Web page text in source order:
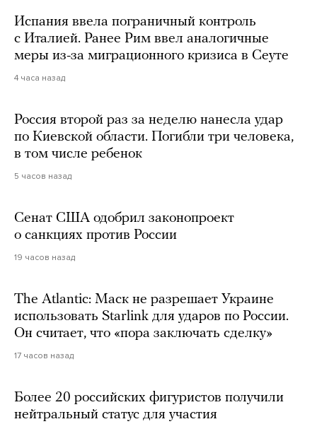
Испания ввела пограничный контроль
с Италией. Ранее Рим ввел аналогичные
меры из-за миграционного кризиса в Сеуте
4 часа назад
Россия второй раз за неделю нанесла удар
по Киевской области. Погибли три человека,
в том числе ребенок
5 часов назад
Сенат США одобрил законопроект
о санкциях против России
19 часов назад
The Atlantic: Маск не разрешает Украине
использовать Starlink для ударов по России.
Он считает, что «пора заключать сделку»
17 часов назад
Более 20 российских фигуристов получили
нейтральный статус для участия